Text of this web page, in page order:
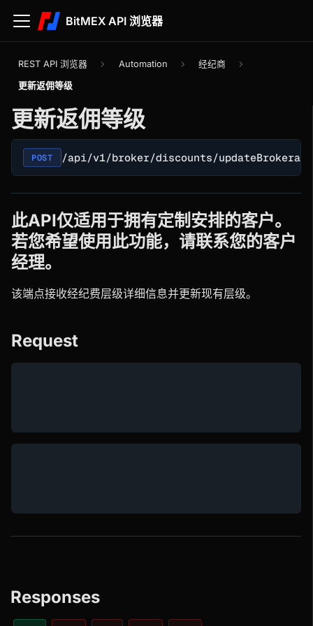
BitMEX API 浏览器
REST API 浏览器 Automation 经纪商
更新返佣等级
更新返佣等级
POST /api/v1/broker/discounts/
此API仅适用于拥有定制安排的客户。
若您希望使用此功能，请联系您的客户
经理。
该端点接收经纪费层级详细信息并更新现有层级。
Request
Responses